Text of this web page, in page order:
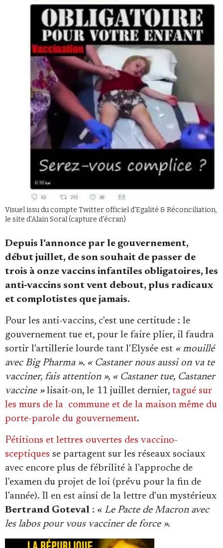
Faire un don
Demander à Vera
Se connecter
Visuel issu du compte Twitter officiel d'Egalité & Réconciliation,
le site d'Alain Soral (capture d'écran)
Depuis l'annonce par le gouvernement,
début juillet, de son souhait de passer de
trois à onze vaccins infantiles obligatoires, les
anti-vaccins sont vent debout, plus radicaux
et complotistes que jamais.
Pour les anti-vaccins, c'est une certitude : le
gouvernement tue et, pour le faire plier, il faudra
sortir l'artillerie lourde tant l'Elysée est « mouillé
avec Big Pharma ». « Castaner nous aussi on va te
vacciner, fais attention », « Castaner tue, Castaner
vaccine » lisait-on, le 11 juillet dernier, tagué sur
les murs de la commune et de la maison même du
porte-parole du gouvernement.
Pétitions et lettres ouvertes des vaccino-
sceptiques se partagent sur les réseaux sociaux
avec encore plus de fébrilité à l'approche de
l'examen du projet de loi (prévu pour la fin de
l'année). Il en est ainsi de la lettre d'un mystérieux
Bertrand Goteval : « Le Pacte de Macron avec
les labos pour vous vacciner de force ».